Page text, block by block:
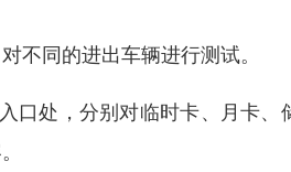
不同的进出车辆进行测试。
口处，分别对临时卡、月卡